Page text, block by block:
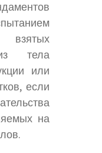
взятых
тела
или
если
на